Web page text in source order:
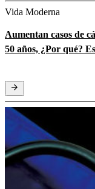
Vida Moderna
Aumentan casos de
50 años, ¿Por qué?